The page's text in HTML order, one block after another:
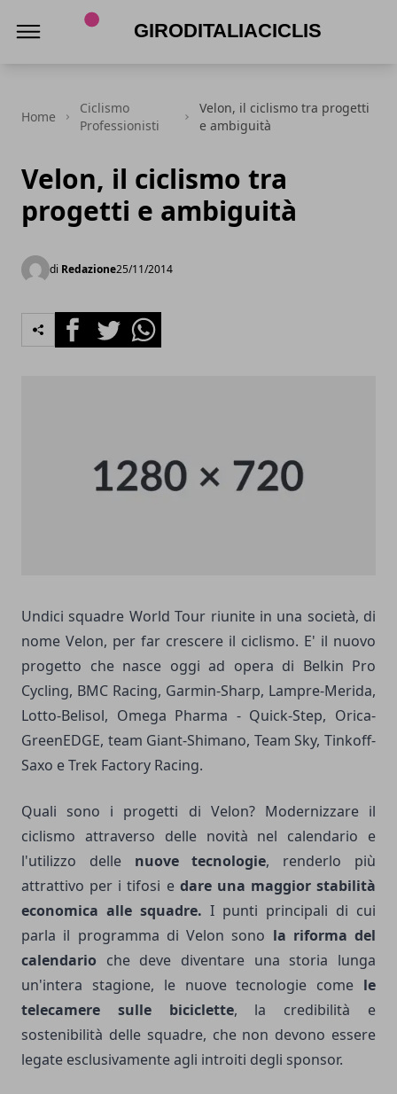
Home
Ciclismo
Professionisti
Velon, il ciclismo tra progetti
e ambiguità
Velon, il ciclismo tra
progetti e ambiguità
di Redazione25/11/2014
FacebookTwitterWhatsapp
Undici squadre World Tour riunite in una società, di
nome Velon, per far crescere il ciclismo. E' il nuovo
progetto che nasce oggi ad opera di Belkin Pro
Cycling, BMC Racing, Garmin-Sharp, Lampre-Merida,
Lotto-Belisol, Omega Pharma - Quick-Step, Orica-
GreenEDGE, team Giant-Shimano, Team Sky, Tinkoff-
Saxo e Trek Factory Racing.
Quali sono i progetti di Velon? Modernizzare il
ciclismo attraverso delle novità nel calendario e
l'utilizzo delle nuove tecnologie, renderlo più
attrattivo per i tifosi e dare una maggior stabilità
economica alle squadre. I punti principali di cui
parla il programma di Velon sono la riforma del
calendario che deve diventare una storia lunga
un'intera stagione, le nuove tecnologie come le
telecamere sulle biciclette, la credibilità e
sostenibilità delle squadre, che non devono essere
legate esclusivamente agli introiti degli sponsor.